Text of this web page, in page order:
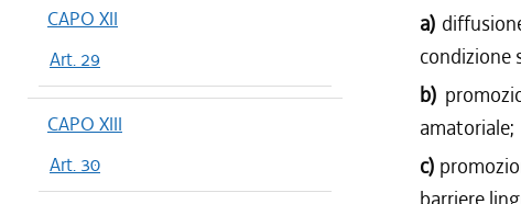
CAPO XII
Art. 29
CAPO XIII
Art. 30
a)
condizione
b)
amatoriale;
c)